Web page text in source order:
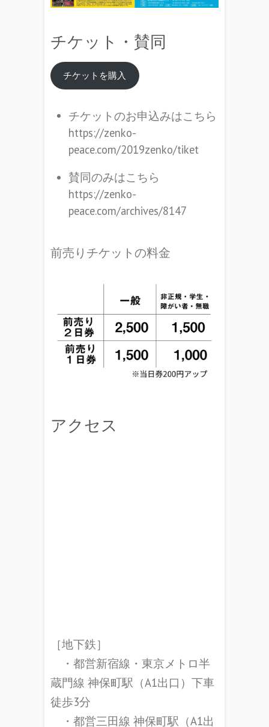
チケット・賛同
チケットを購入
チケットのお申込みはこちら
https://zenko-
peace.com/2019zenko/tiket
賛同のみはこちら
https://zenko-
peace.com/archives/8147
前売りチケットの料金
アクセス
［地下鉄］
・都営新宿線・東京メトロ半
蔵門線 神保町駅（A1出口）下車
徒歩3分
・都営三田線 神保町駅（A1出